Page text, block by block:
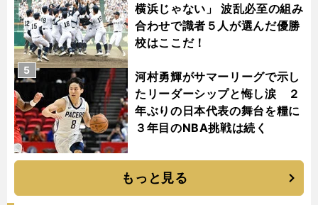
横浜じゃない」 波乱必至の組み
合わせで識者５人が選んだ優勝
校はここだ！
河村勇輝がサマーリーグで示し
たリーダーシップと悔し涙 ２
年ぶりの日本代表の舞台を糧に
３年目のNBA挑戦は続く
5
もっと見る